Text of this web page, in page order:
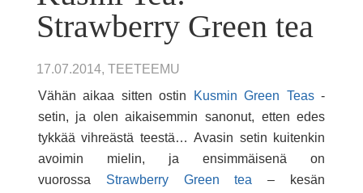
Strawberry Green tea
17.07.2014, TEETEEMU
Vähän aikaa sitten ostin
Kusmin Green Teas-
setin, ja olen aikaisemmin sanonut, etten edes
tykkää vihreästä teestä… Avasin setin kuitenkin
avoimin mielin, ja ensimmäisenä on
vuorossa Strawberry Green tea – kesän